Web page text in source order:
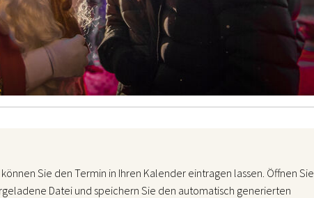
Sie den Termin in Ihren Kalender eintragen lassen. Öffnen Sie
Datei und speichern Sie den automatisch generierten